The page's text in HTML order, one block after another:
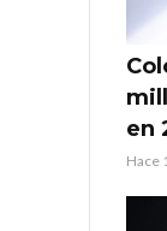
en
Hace